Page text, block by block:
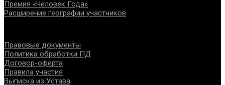
Премия «Человек Года»
Расширение географии участников
Правовые документы
Политика обработки ПД
Договор-оферта
Правила участия
Выписка из Устава